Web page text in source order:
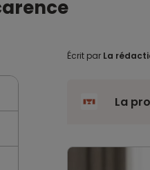
Écrit par La
La